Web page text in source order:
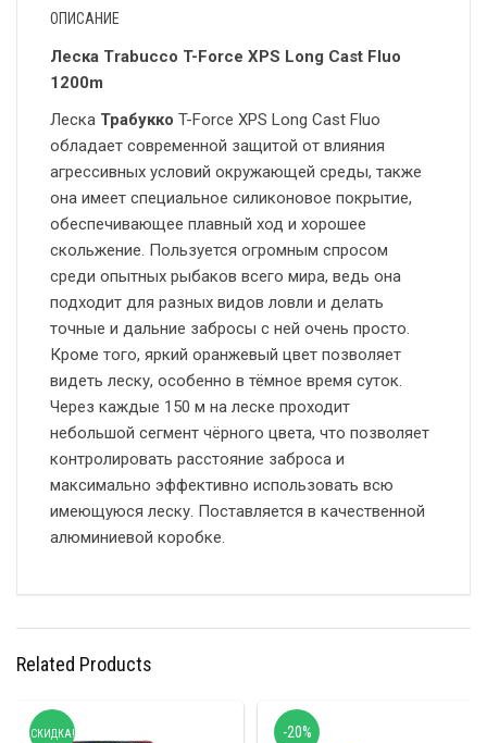
ОПИСАНИЕ
Леска Trabucco T-Force XPS Long Cast Fluo
1200m
Леска Трабукко T-Force XPS Long Cast Fluo
обладает современной защитой от влияния
агрессивных условий окружающей среды, также
она имеет специальное силиконовое покрытие,
обеспечивающее плавный ход и хорошее
скольжение. Пользуется огромным спросом
среди опытных рыбаков всего мира, ведь она
подходит для разных видов ловли и делать
точные и дальние забросы с ней очень просто.
Кроме того, яркий оранжевый цвет позволяет
видеть леску, особенно в тёмное время суток.
Через каждые 150 м на леске проходит
небольшой сегмент чёрного цвета, что позволяет
контролировать расстояние заброса и
максимально эффективно использовать всю
имеющуюся леску. Поставляется в качественной
алюминиевой коробке.
Related Products
СКИДКА! -20%